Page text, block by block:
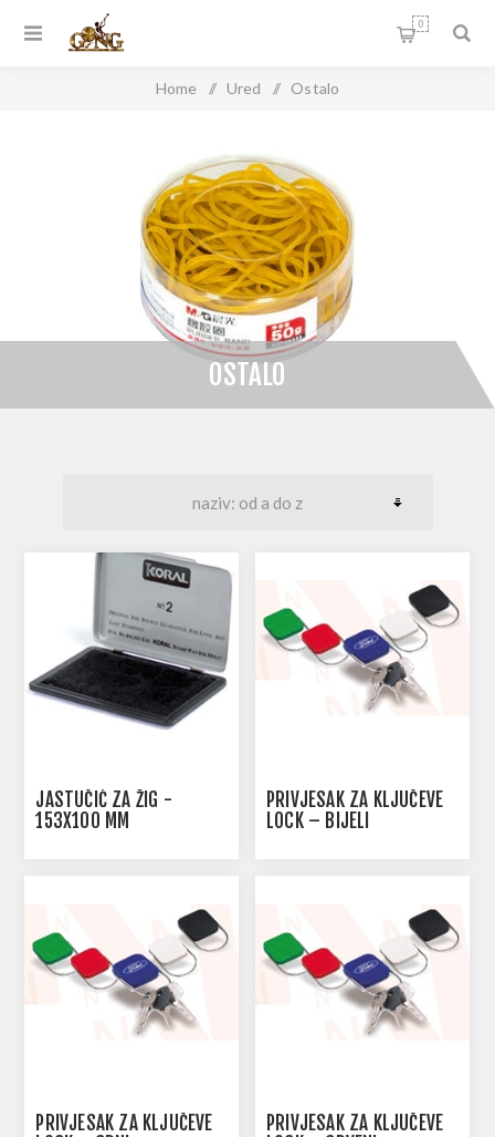
0
Home / Ured / Ostalo
OSTALO
JASTUČIĆ ZA ŽIG -
153X100 MM
PRIVJESAK ZA KLJUČEVE
LOCK – BIJELI
PRIVJESAK ZA KLJUČEVE
PRIVJESAK ZA KLJUČEVE